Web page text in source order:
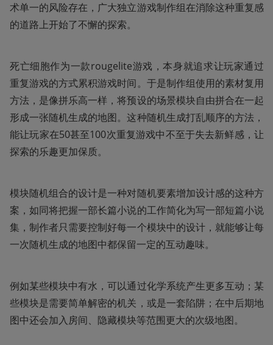
术单一的风险存在，广大独立游戏制作组在消除这种重复感
的道路上开始了不懈的探索。
死亡细胞作为一款rougelite游戏，本身就追求让玩家通过
重复游戏的方式累积游戏时间。于是制作组使用的素材复用
方法，是像拼乐高一样，将预设的场景模块自由拼合在一起
形成一张随机生成的地图。这种随机生成打乱顺序的方法，
能让玩家在50甚至100次重复游戏中不至于失去新鲜感，让
探索的乐趣更加保质。
模块随机组合的设计是一种对随机要素增加设计感的这种方
案，如同将把握一部长篇小说的工作简化为写一部短篇小说
集，制作者只需要控制好每一个模块中的设计，就能够让每
一次随机生成的地图中都保留一定的互动趣味。
例如某些模块中有水，可以通过化学系统产生更多互动；某
些模块是需要简单解密的机关，或是一套陷阱；在中后期地
图中还会加入房间、隐藏模块等范围更大的次级地图。